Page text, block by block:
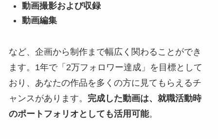
動画撮影および収録
動画編集
など、企画から制作まで幅広く関わることができ
ます。1年で「2万フォロワー達成」を目標として
おり、あなたの作品を多くの方に見てもらえるチ
ャンスがあります。 完成した動画は、就職活動時
のポートフォリオとしても活用可能。